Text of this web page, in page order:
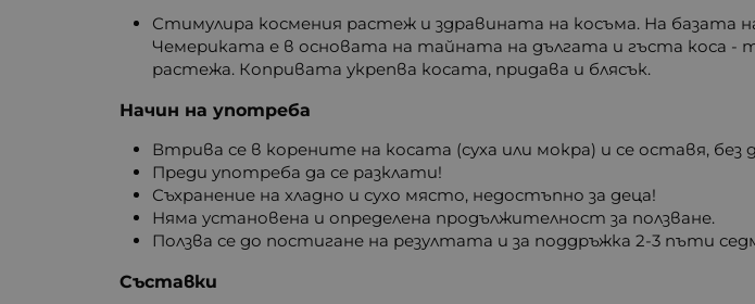
Стимулира космения растеж и здравината на косъма. На базата
Чемериката е в основата на тайната на дългата и гъста коса -
растежа. Копривата укрепва косата, придава и блясък.
Начин на употреба
Втрива се в корените на косата (суха или мокра) и се оставя,
Преди употреба да се разклати!
Съхранение на хладно и сухо място, недостъпно за деца!
Няма установена и определена продължителност за ползване.
Ползва се до постигане на резултата и за поддръжка 2-3 пъти
Съставки